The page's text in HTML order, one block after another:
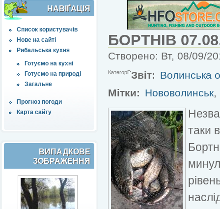
НАВІҐАЦІЯ
Список користувачів
Нове на сайті
Рибальська кухня
Готуємо на кухні
Готуємо на природі
Загальне
Прогноз погоди
Карта сайту
ВИПАДКОВЕ
ЗОБРАЖЕННЯ
БОРТНІВ
Створено: Вт, 08/09/
Категорії:Звіт: Волинська
Мітки: Нововолинськ,
таки